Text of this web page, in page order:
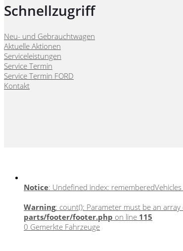
Schnellzugriff
Neu- und Gebrauchtwagen
Aktuelle Aktionen
Serviceleistungen
Service Termin
Service Termin FORD
Kontakt
Notice: Undefined index: rememberedVehicles
Warning: count(): Parameter must be an
parts/footer/footer.php on line 115
0 Gemerkte Fahrzeuge